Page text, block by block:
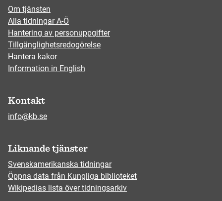
Om tjänsten
Alla tidningar A-Ö
Hantering av personuppgifter
Tillgänglighetsredogörelse
Hantera kakor
Information in English
Kontakt
info@kb.se
Liknande tjänster
Svenskamerikanska tidningar
Öppna data från Kungliga biblioteket
Wikipedias lista över tidningsarkiv